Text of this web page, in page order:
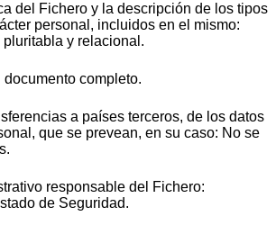
del Fichero y la descripción de los tipos
personal, incluidos en el mismo:
pluritabla y relacional.
completo.
a países terceros, de los datos
que se prevean, en su caso: No se
responsable del Fichero:
de Seguridad.